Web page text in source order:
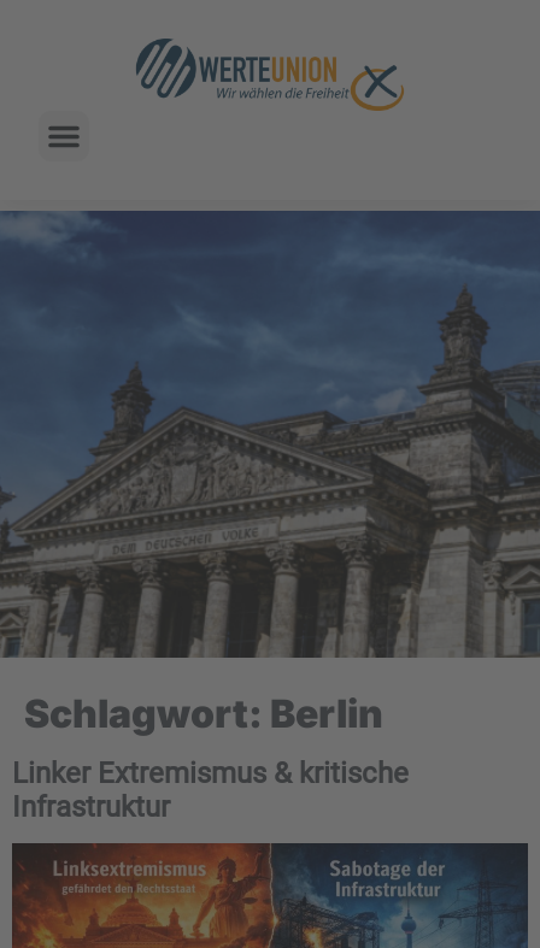
Schlagwort: Berlin
Linker Extremismus & kritische
Infrastruktur